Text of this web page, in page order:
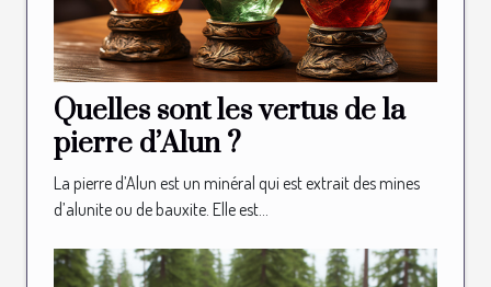
Quelles sont les vertus de la
pierre d’Alun ?
La pierre d’Alun est un minéral qui est extrait des mines
d’alunite ou de bauxite. Elle est...